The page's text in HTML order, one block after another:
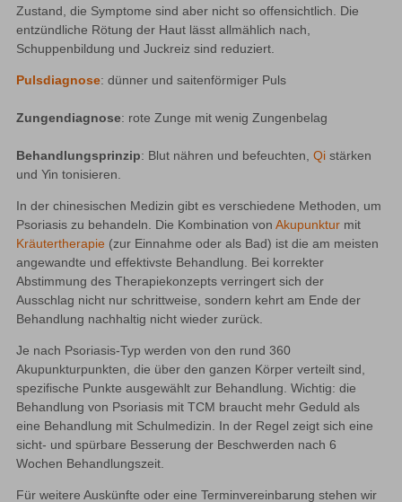
Zustand, die Symptome sind aber nicht so offensichtlich. Die
entzündliche Rötung der Haut lässt allmählich nach,
Schuppenbildung und Juckreiz sind reduziert.
Pulsdiagnose: dünner und saitenförmiger Puls
Zungendiagnose: rote Zunge mit wenig Zungenbelag
Behandlungsprinzip: Blut nähren und befeuchten, Qi stärken
und Yin tonisieren.
In der chinesischen Medizin gibt es verschiedene Methoden, um
Psoriasis zu behandeln. Die Kombination von Akupunktur mit
Kräutertherapie (zur Einnahme oder als Bad) ist die am meisten
angewandte und effektivste Behandlung. Bei korrekter
Abstimmung des Therapiekonzepts verringert sich der
Ausschlag nicht nur schrittweise, sondern kehrt am Ende der
Behandlung nachhaltig nicht wieder zurück.
Je nach Psoriasis-Typ werden von den rund 360
Akupunkturpunkten, die über den ganzen Körper verteilt sind,
spezifische Punkte ausgewählt zur Behandlung. Wichtig: die
Behandlung von Psoriasis mit TCM braucht mehr Geduld als
eine Behandlung mit Schulmedizin. In der Regel zeigt sich eine
sicht- und spürbare Besserung der Beschwerden nach 6
Wochen Behandlungszeit.
Für weitere Auskünfte oder eine Terminvereinbarung stehen wir